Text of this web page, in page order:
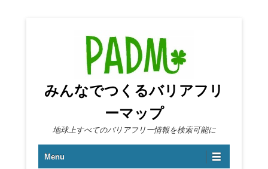
みんなでつくるバリアフリ
ーマップ
地球上すべてのバリアフリー情報を検索可能に
第1メニュー
コンテンツへ移動
Menu